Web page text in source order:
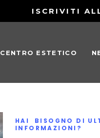
ISCRIVITI
CENTRO ESTETICO
HAI BISOGNO DI
INFORMAZIONI?